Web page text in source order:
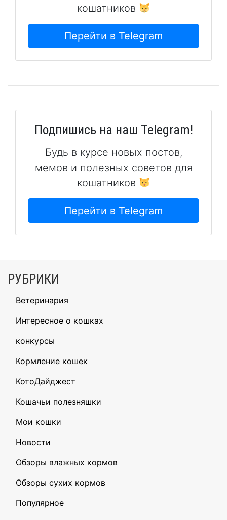
кошатников
Перейти в Telegram
Подпишись на наш Telegram!
Будь в курсе новых постов,
мемов и полезных советов для
кошатников
Перейти в Telegram
РУБРИКИ
Ветеринария
Интересное о кошках
конкурсы
Кормление кошек
КотоДайджест
Кошачьи полезняшки
Мои кошки
Новости
Обзоры влажных кормов
Обзоры сухих кормов
Популярное